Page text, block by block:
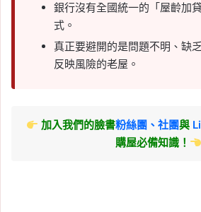
銀行沒有全國統一的「屋齡加
式。
真正要避開的是問題不明、缺
反映風險的老屋。
加入我們的臉書粉絲團、社團與
購屋必備知識！